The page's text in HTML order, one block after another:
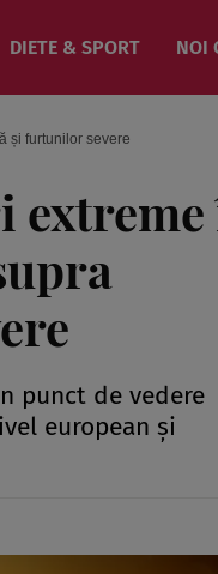
DIETE & SPORT NOI
și furtunilor severe
punct de vedere
european și